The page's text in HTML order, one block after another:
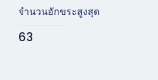
จำนวนอักขระสูงสุด
63